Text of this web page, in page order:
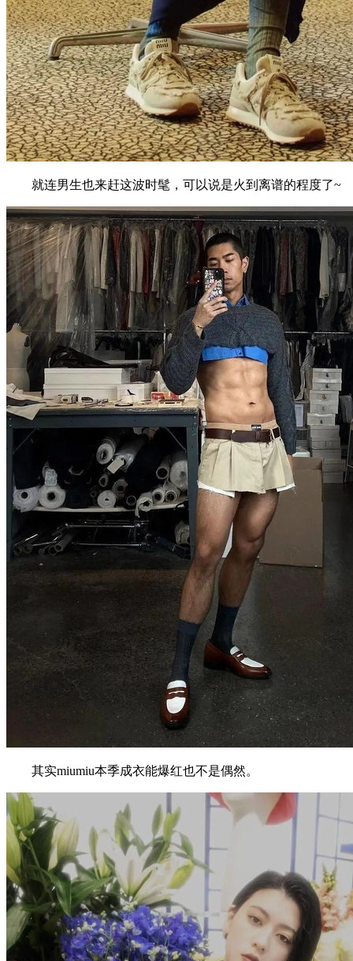
就连男生也来赶这波时髦，可以说是火到离谱的程度了~
其实miumiu本季成衣能爆红也不是偶然。